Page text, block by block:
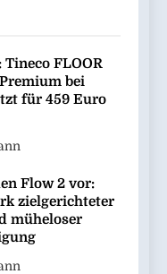
Tineco FLOOR
bei
für 459 Euro
Flow 2 vor:
zielgerichteter
müheloser